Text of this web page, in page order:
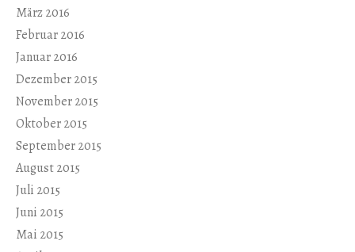
März 2016
Februar 2016
Januar 2016
Dezember 2015
November 2015
Oktober 2015
September 2015
August 2015
Juli 2015
Juni 2015
Mai 2015